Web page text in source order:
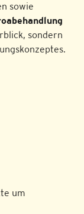
sowie
sondern
um